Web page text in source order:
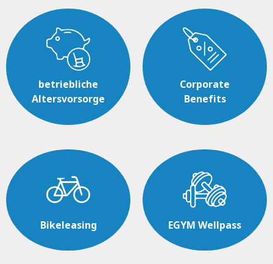
betriebliche
Altersvorsorge
Bikeleasing
Corporate
Benefits
EGYM Wellpass